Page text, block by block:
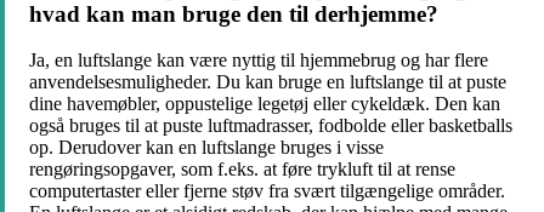
hvad kan man bruge den til derhjemme?
Ja, en luftslange kan være nyttig til hjemmebrug og har flere
anvendelsesmuligheder. Du kan bruge en luftslange til at puste
dine havemøbler, oppustelige legetøj eller cykeldæk. Den kan
også bruges til at puste luftmadrasser, fodbolde eller basketballs
op. Derudover kan en luftslange bruges i visse
rengøringsopgaver, som f.eks. at føre trykluft til at rense
computertaster eller fjerne støv fra svært tilgængelige områder.